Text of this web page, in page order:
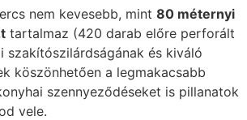
nem kevesebb, mint 80 méternyi
tartalmaz (420 darab előre perforált
szakítószilárdságának és kiváló
köszönhetően a legmakacsabb
szennyeződéseket is pillanatok
vele.